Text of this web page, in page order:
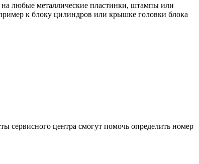
на любые металлические пластинки, штампы или
к блоку цилиндров или крышке головки блока
сервисного центра смогут помочь определить номер